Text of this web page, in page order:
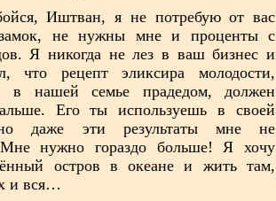
Иштван, я не потребую от вас
не нужны мне и проценты с
Я никогда не лез в ваш бизнес и
что рецепт эликсира молодости,
в нашей семье прадедом, должен
Его ты используешь в своей
даже эти результаты мне не
нужно гораздо больше! Я хочу
остров в океане и жить там,
и вся…